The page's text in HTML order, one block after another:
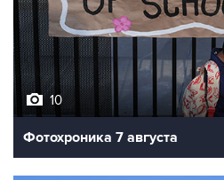
10
Фотохроника 7 августа